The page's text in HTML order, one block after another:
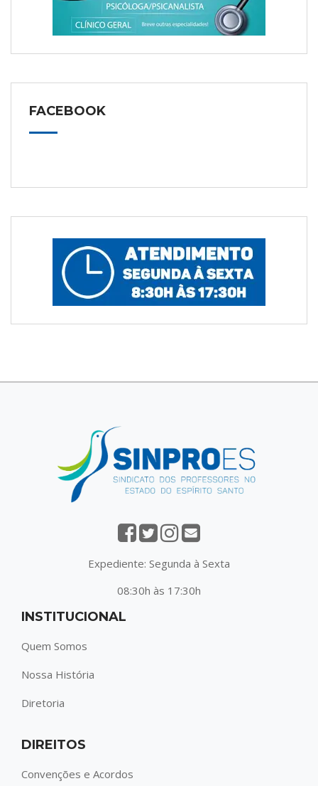
FACEBOOK
Expediente: Segunda à Sexta
08:30h às 17:30h
INSTITUCIONAL
Quem Somos
Nossa História
Diretoria
DIREITOS
Convenções e Acordos